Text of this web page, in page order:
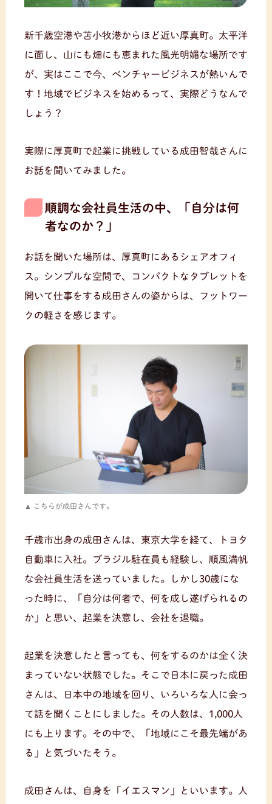
新千歳空港や苫小牧港からほど近い厚真町。太平洋
に面し、山にも畑にも恵まれた風光明媚な場所です
が、実はここで今、ベンチャービジネスが熱いんで
す！地域でビジネスを始めるって、実際どうなんで
しょう？
実際に厚真町で起業に挑戦している成田智哉さんに
お話を聞いてみました。
順調な会社員生活の中、「自分は何
者なのか？」
お話を聞いた場所は、厚真町にあるシェアオフィ
ス。シンプルな空間で、コンパクトなタブレットを
開いて仕事をする成田さんの姿からは、フットワー
クの軽さを感じます。
こちらが成田さんです。
千歳市出身の成田さんは、東京大学を経て、トヨタ
自動車に入社。ブラジル駐在員も経験し、順風満帆
な会社員生活を送っていました。しかし30歳にな
った時に、「自分は何者で、何を成し遂げられるの
か」と思い、起業を決意し、会社を退職。
起業を決意したと言っても、何をするのかは全く決
まっていない状態でした。そこで日本に戻った成田
さんは、日本中の地域を回り、いろいろな人に会っ
て話を聞くことにしました。その人数は、1,000人
にも上ります。その中で、「地域にこそ最先端があ
る」と気づいたそう。
成田さんは、自身を「イエスマン」といいます。人